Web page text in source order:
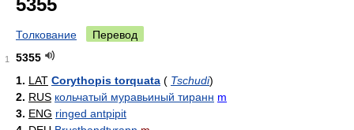
5355
Толкование Перевод
1
5355
1. LAT Corythopis torquata ( Tschudi)
2. RUS кольчатый муравьиный тиранн m
3. ENG ringed antpipit